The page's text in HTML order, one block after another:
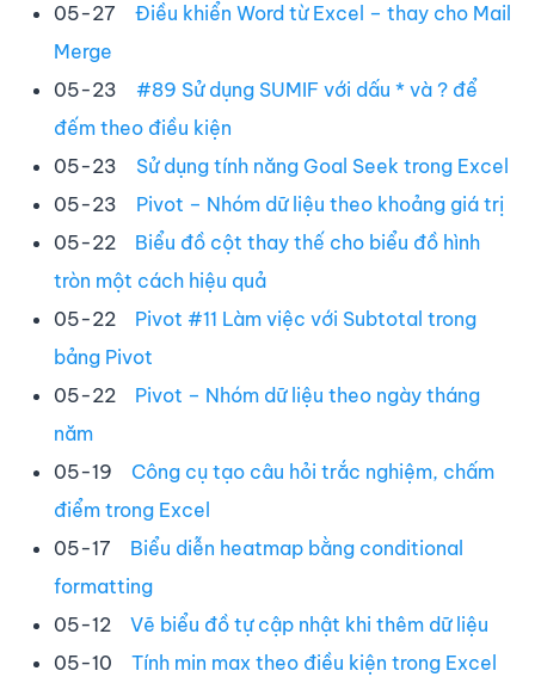
05-27 Điều khiển Word từ Excel – thay cho Mail
Merge
05-23 #89 Sử dụng SUMIF với dấu * và ? để
đếm theo điều kiện
05-23 Sử dụng tính năng Goal Seek trong Excel
05-23 Pivot – Nhóm dữ liệu theo khoảng giá trị
05-22 Biểu đồ cột thay thế cho biểu đồ hình
tròn một cách hiệu quả
05-22 Pivot #11 Làm việc với Subtotal trong
bảng Pivot
05-22 Pivot – Nhóm dữ liệu theo ngày tháng
năm
05-19 Công cụ tạo câu hỏi trắc nghiệm, chấm
điểm trong Excel
05-17 Biểu diễn heatmap bằng conditional
formatting
05-12 Vẽ biểu đồ tự cập nhật khi thêm dữ liệu
05-10 Tính min max theo điều kiện trong Excel